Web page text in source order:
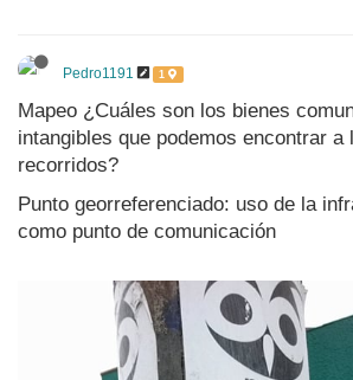
Pedro1191 1
Mapeo ¿Cuáles son los bienes
intangibles que podemos encontrar a
recorridos?
Punto georreferenciado: uso de la
como punto de comunicación